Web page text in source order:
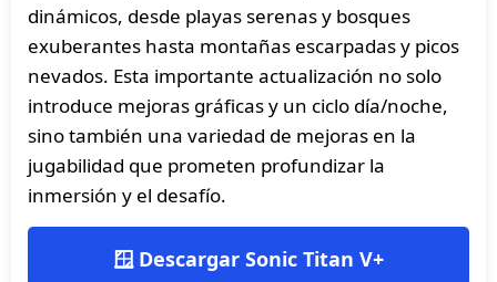
dinámicos, desde playas serenas y bosques
exuberantes hasta montañas escarpadas y picos
nevados. Esta importante actualización no solo
introduce mejoras gráficas y un ciclo día/noche,
sino también una variedad de mejoras en la
jugabilidad que prometen profundizar la
inmersión y el desafío.
🪟 Descargar Sonic Titan V+